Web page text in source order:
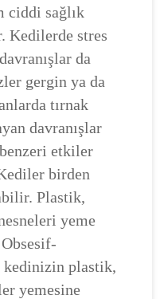
ciddi sağlık
Kedilerde stres
da
gergin ya da
tırnak
davranışlar
etkiler
birden
Plastik,
yeme
plastik,
yemesine